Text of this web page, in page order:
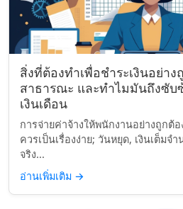
สิ่งที่ต้องทำเพื่อชำระเงินอย่า
สาธารณะ และทำไมมันถึงซับ
เงินเดือน
การจ่ายค่าจ้างให้พนักงานอย่างถูกต้
ควรเป็นเรื่องง่าย; วันหยุด, เงินเต็มจ
จริง...
อ่านเพิ่มเติม →